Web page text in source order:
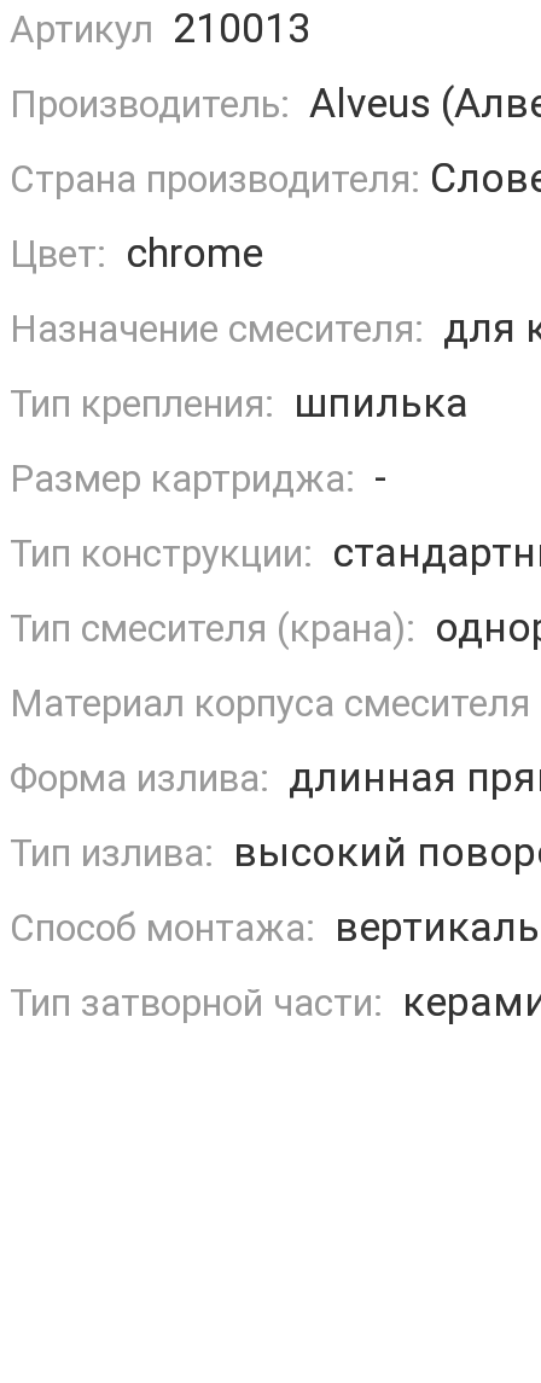
Артикул 210013
Производитель: Alveus
Страна производителя:
Цвет: chrome
Назначение смесителя: для
Тип крепления: шпилька
Размер картриджа: -
Тип конструкции:
Тип смесителя (крана):
Материал корпуса
Форма излива: длинная
Тип излива: высокий
Способ монтажа:
Тип затворной части: